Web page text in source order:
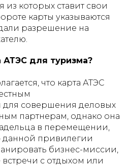
из которых ставит свои
карты указываются
разрешение на
АТЭС для туризма?
что карта АТЭС
совершения деловых
партнерам, однако она
в перемещении,
привилегии
бизнес-миссии,
с отдыхом или